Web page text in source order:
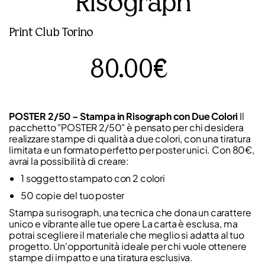
Print Club Torino
80.00€
POSTER 2/50 – Stampa in Risograph con Due Colori Il
pacchetto "POSTER 2/50" è pensato per chi desidera
realizzare stampe di qualità a due colori, con una tiratura
limitata e un formato perfetto per poster unici. Con 80€,
avrai la possibilità di creare:
1 soggetto stampato con 2 colori
50 copie del tuo poster
Stampa su risograph, una tecnica che dona un carattere
unico e vibrante alle tue opere La carta è esclusa, ma
potrai scegliere il materiale che meglio si adatta al tuo
progetto. Un'opportunità ideale per chi vuole ottenere
stampe di impatto e una tiratura esclusiva.